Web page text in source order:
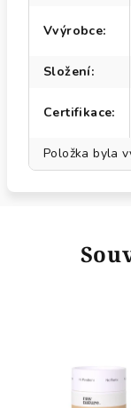
Vvýrobce:
Složení:
Certifikace:
Položka byla